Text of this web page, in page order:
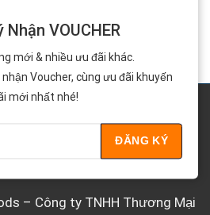
Nhận VOUCHER
mới & nhiều ưu đãi khác.
Voucher, cùng ưu đãi khuyến
mới nhất nhé!
– Công ty TNHH Thương Mại